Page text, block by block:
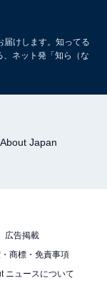
届けします。知ってる
ネット発「知ら（な
Japan
広告掲載
商標・免責事項
ニュースについて